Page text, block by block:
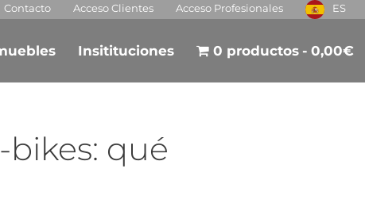
Contacto Acceso Clientes Acceso Profesionales ES
Insitituciones 0 productos 0,00€
qué